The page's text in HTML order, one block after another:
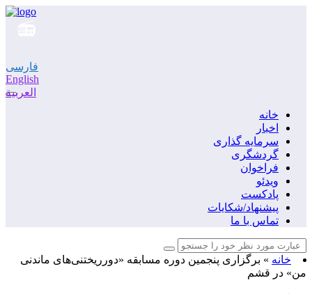
فارسی
English
العربية
خانه
اخبار
سرمایه گذاری
گردشگری
فراخوان
ویدئو
پادکست
پیشنهاد/شکایات
تماس با ما
خانه » برگزاری پنجمین دوره مسابقه «دورریختنی‌های ماندنی
من» در قشم